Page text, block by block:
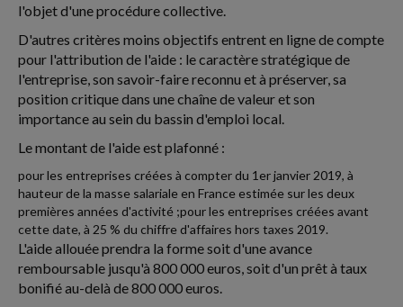
l'objet d'une procédure collective.
D'autres critères moins objectifs entrent en ligne de compte
pour l'attribution de l'aide : le caractère stratégique de
l'entreprise, son savoir-faire reconnu et à préserver, sa
position critique dans une chaîne de valeur et son
importance au sein du bassin d'emploi local.
Le montant de l'aide est plafonné :
pour les entreprises créées à compter du 1er janvier 2019, à
hauteur de la masse salariale en France estimée sur les deux
premières années d'activité ;pour les entreprises créées avant
cette date, à 25 % du chiffre d'affaires hors taxes 2019.
L'aide allouée prendra la forme soit d'une avance
remboursable jusqu'à 800 000 euros, soit d'un prêt à taux
bonifié au-delà de 800 000 euros.